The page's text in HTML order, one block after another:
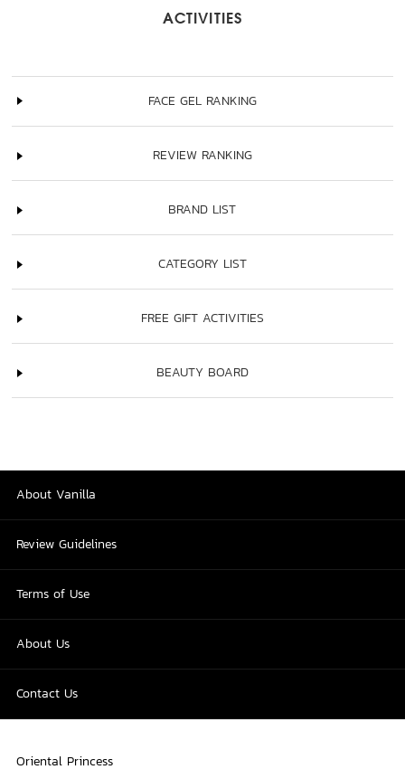
ACTIVITIES
FACE GEL RANKING
REVIEW RANKING
BRAND LIST
CATEGORY LIST
FREE GIFT ACTIVITIES
BEAUTY BOARD
About Vanilla
Review Guidelines
Terms of Use
About Us
Contact Us
Oriental Princess